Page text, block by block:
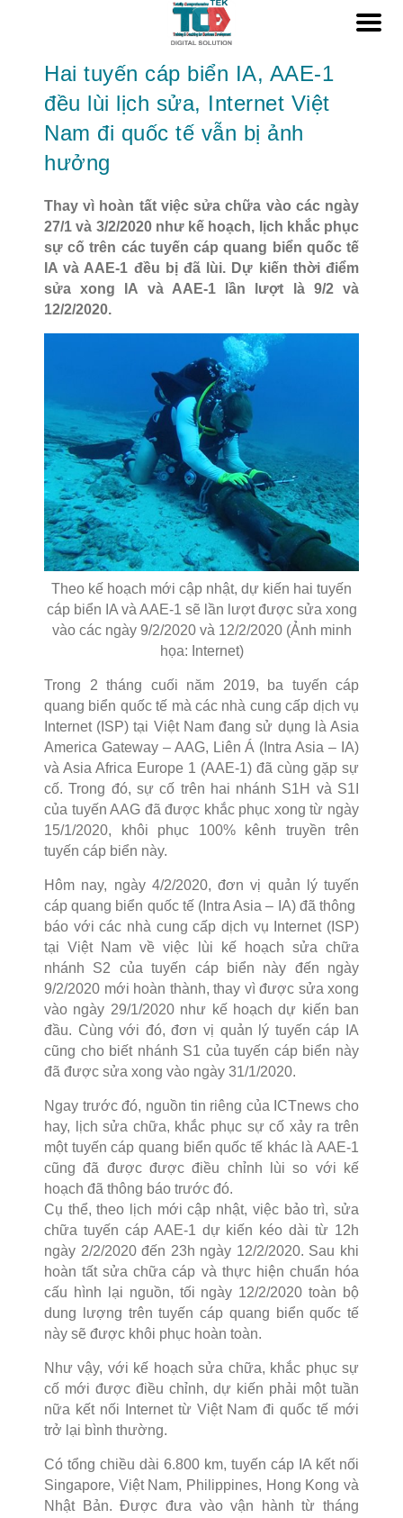
Hai tuyến cáp biển IA, AAE-1
đều lùi lịch sửa, Internet Việt
Nam đi quốc tế vẫn bị ảnh
hưởng
Thay vì hoàn tất việc sửa chữa vào các ngày
27/1 và 3/2/2020 như kế hoạch, lịch khắc phục
sự cố trên các tuyến cáp quang biển quốc tế
IA và AAE-1 đều bị đã lùi. Dự kiến thời điểm
sửa xong IA và AAE-1 lần lượt là 9/2 và
12/2/2020.
Theo kế hoạch mới cập nhật, dự kiến hai tuyến
cáp biển IA và AAE-1 sẽ lần lượt được sửa xong
vào các ngày 9/2/2020 và 12/2/2020 (Ảnh minh
họa: Internet)
Trong 2 tháng cuối năm 2019, ba tuyến cáp
quang biển quốc tế mà các nhà cung cấp dịch vụ
Internet (ISP) tại Việt Nam đang sử dụng là Asia
America Gateway – AAG, Liên Á (Intra Asia – IA)
và Asia Africa Europe 1 (AAE-1) đã cùng gặp sự
cố. Trong đó, sự cố trên hai nhánh S1H và S1I
của tuyến AAG đã được khắc phục xong từ ngày
15/1/2020, khôi phục 100% kênh truyền trên
tuyến cáp biển này.
Hôm nay, ngày 4/2/2020, đơn vị quản lý tuyến
cáp quang biển quốc tế (Intra Asia – IA) đã thông
báo với các nhà cung cấp dịch vụ Internet (ISP)
tại Việt Nam về việc lùi kế hoạch sửa chữa
nhánh S2 của tuyến cáp biển này đến ngày
9/2/2020 mới hoàn thành, thay vì được sửa xong
vào ngày 29/1/2020 như kế hoạch dự kiến ban
đầu. Cùng với đó, đơn vị quản lý tuyến cáp IA
cũng cho biết nhánh S1 của tuyến cáp biển này
đã được sửa xong vào ngày 31/1/2020.
Ngay trước đó, nguồn tin riêng của ICTnews cho
hay, lịch sửa chữa, khắc phục sự cố xảy ra trên
một tuyến cáp quang biển quốc tế khác là AAE-1
cũng đã được được điều chỉnh lùi so với kế
hoạch đã thông báo trước đó.
Cụ thể, theo lịch mới cập nhật, việc bảo trì, sửa
chữa tuyến cáp AAE-1 dự kiến kéo dài từ 12h
ngày 2/2/2020 đến 23h ngày 12/2/2020. Sau khi
hoàn tất sửa chữa cáp và thực hiện chuẩn hóa
cấu hình lại nguồn, tối ngày 12/2/2020 toàn bộ
dung lượng trên tuyến cáp quang biển quốc tế
này sẽ được khôi phục hoàn toàn.
Như vậy, với kế hoạch sửa chữa, khắc phục sự
cố mới được điều chỉnh, dự kiến phải một tuần
nữa kết nối Internet từ Việt Nam đi quốc tế mới
trở lại bình thường.
Có tổng chiều dài 6.800 km, tuyến cáp IA kết nối
Singapore, Việt Nam, Philippines, Hong Kong và
Nhật Bản. Được đưa vào vận hành từ tháng